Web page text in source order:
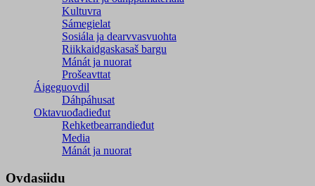
Kultuvra
Sámegielat
Sosiála ja dearvvasvuohta
Riikkaidgaskasaš bargu
Mánát ja nuorat
Prošeavttat
Áigeguovdil
Dáhpáhusat
Oktavuođadieđut
Rehketbearrandieđut
Media
Mánát ja nuorat
Ovdasiidu